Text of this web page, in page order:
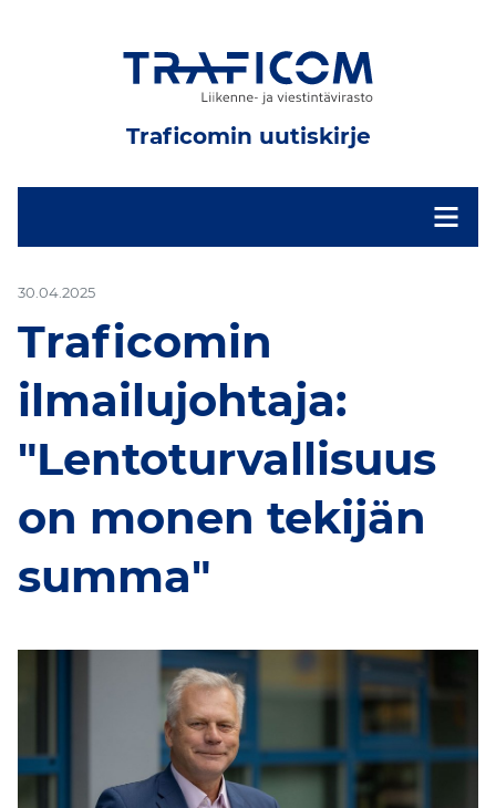
Traficomin uutiskirje
30.04.2025
Traficomin
ilmailujohtaja:
"Lentoturvallisuus
on monen tekijän
summa"